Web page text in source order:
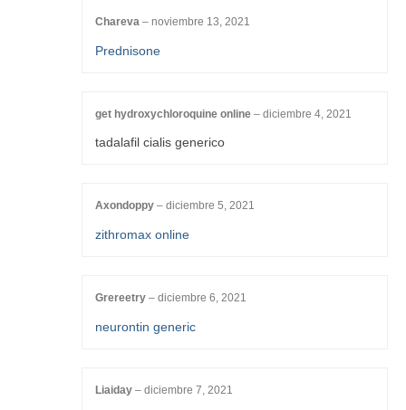
Chareva – noviembre 13, 2021
Prednisone
get hydroxychloroquine online – diciembre 4, 2021
tadalafil cialis generico
Axondoppy – diciembre 5, 2021
zithromax online
Grereetry – diciembre 6, 2021
neurontin generic
Liaiday – diciembre 7, 2021